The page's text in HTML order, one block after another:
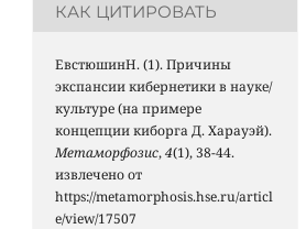
КАК ЦИТИРОВАТЬ
ЕвстюшинН. (1). Причины
экспансии кибернетики в науке/
культуре (на примере
концепции киборга Д. Харауэй).
Метаморфозис,4(1), 38-44.
извлечено от
https://metamorphosis.hse.ru/articl
e/view/17507